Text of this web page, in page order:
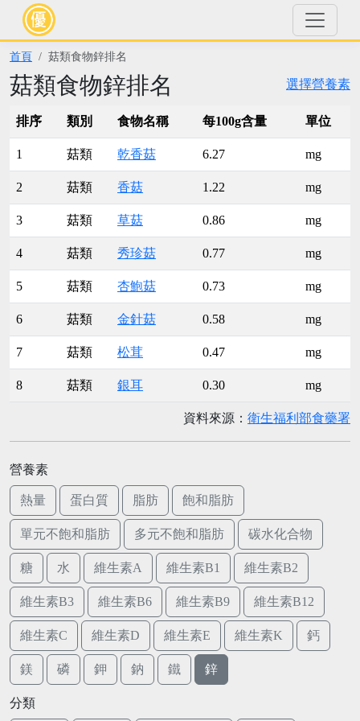
首頁 菇類食物鋅排名
選擇營養素
菇類食物鋅排名
排序 類別 食物名稱 每100g含量 單位
1 菇類 乾香菇 6.27 mg
2 菇類 香菇 1.22 mg
3 菇類 草菇 0.86 mg
4 菇類 秀珍菇 0.77 mg
5 菇類 杏鮑菇 0.73 mg
6 菇類 金針菇 0.58 mg
7 菇類 松茸 0.47 mg
8 菇類 銀耳 0.30 mg
資料來源： 衛生福利部食藥署
營養素
熱量 蛋白質 脂肪 飽和脂肪
單元不飽和脂肪 多元不飽和脂肪 碳水化合物
糖 水 維生素A 維生素B1 維生素B2
維生素B3 維生素B6 維生素B9 維生素B12
維生素C 維生素D 維生素E 維生素K 鈣
鎂 磷 鉀 鈉 鐵 鋅
分類